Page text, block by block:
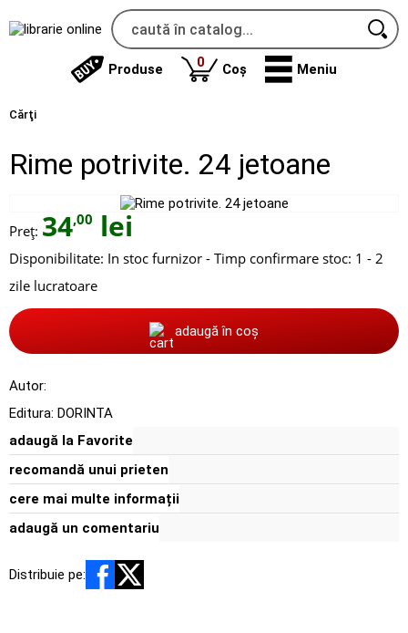
Produse 0produse
Coș Meniu
Cărţi
Rime potrivite. 24 jetoane
Preț: 34,00 lei
Disponibilitate: In stoc furnizor - Timp confirmare stoc: 1 - 2
zile lucratoare
adaugă în coș
Autor:
Editura: DORINTA
adaugă la Favorite
recomandă unui prieten
cere mai multe informații
adaugă un comentariu
Distribuie pe: